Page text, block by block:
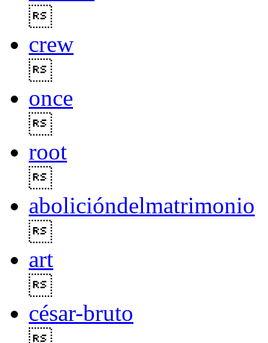
crew
once
root
abolicióndelmatrimonio
art
césar-bruto